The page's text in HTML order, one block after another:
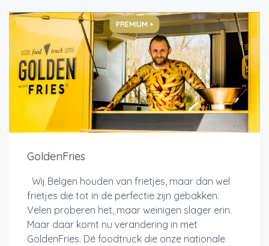
PREMIUM +
GoldenFries
Wij Belgen houden van frietjes, maar dan wel
frietjes die tot in de perfectie zijn gebakken.
Velen proberen het, maar weinigen slager erin.
Maar daar komt nu verandering in met
GoldenFries. Dé foodtruck die onze nationale